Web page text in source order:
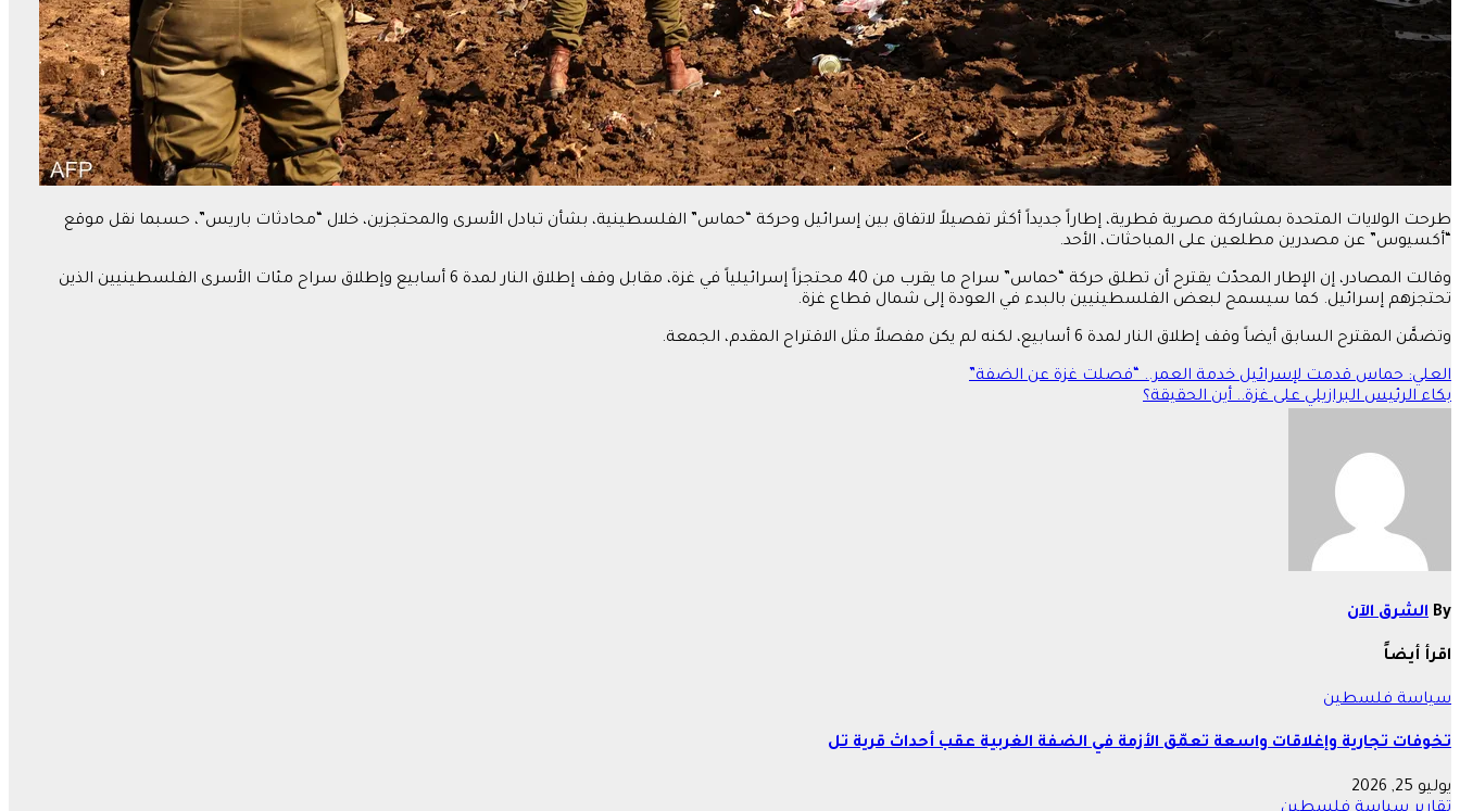
طرحت الولايات المتحدة بمشاركة مصرية قطرية، إطاراً جديداً أكثر تفصيلاً لاتفاق بين إسرائيل وحركة “حماس” الفلسطينية، بشأن تبادل الأسرى والمحتجزين، خلال “محادثات باريس”، حسبما نقل موقع
“أكسيوس” عن مصدرين مطلعين على المباحثات، الأحد.
وقالت المصادر، إن الإطار المحدّث يقترح أن تطلق حركة “حماس” سراح ما يقرب من 40 محتجزاً إسرائيلياً في غزة، مقابل وقف إطلاق النار لمدة 6 أسابيع وإطلاق سراح مئات الأسرى الفلسطينيين الذين
تحتجزهم إسرائيل. كما سيسمح لبعض الفلسطينيين بالبدء في العودة إلى شمال قطاع غزة.
وتضمَّن المقترح السابق أيضاً وقف إطلاق النار لمدة 6 أسابيع، لكنه لم يكن مفصلاً مثل الاقتراح المقدم، الجمعة.
تصفّح
المقالات
العلي: حماس قدمت لإسرائيل خدمة العمر.. “فصلت غزة عن الضفة”
بكاء الرئيس البرازيلي على غزة.. أين الحقيقة؟
By الشرق الآن
اقرأ أيضاً
سياسةفلسطين
تخوفات تجارية وإغلاقات واسعة تعمّق الأزمة في الضفة الغربية عقب أحداث قرية تل
يوليو 25, 2026